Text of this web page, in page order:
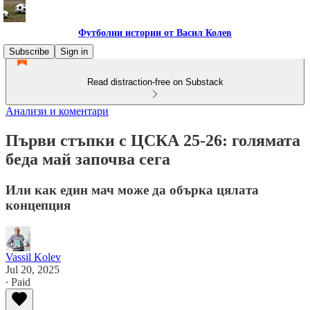
Футболни истории от Васил Колев
Subscribe
Sign in
Read distraction-free on Substack
Анализи и коментари
Първи стъпки с ЦСКА 25-26: голямата
беда май започва сега
Или как един мач може да обърка цялата
концепция
Vassil Kolev
Jul 20, 2025
∙ Paid